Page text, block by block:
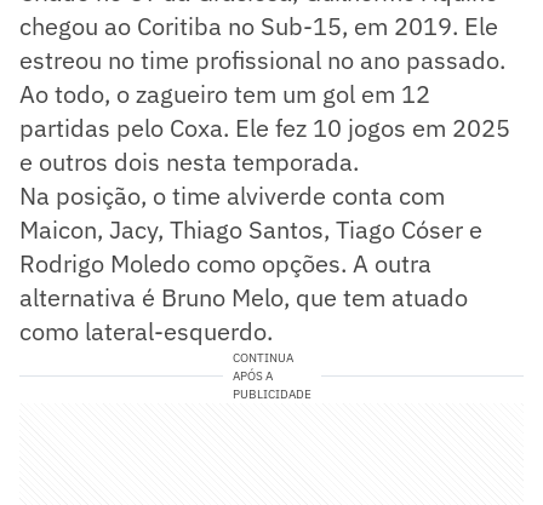
chegou ao Coritiba no Sub-15, em 2019. Ele
estreou no time profissional no ano passado.
Ao todo, o zagueiro tem um gol em 12
partidas pelo Coxa. Ele fez 10 jogos em 2025
e outros dois nesta temporada.
Na posição, o time alviverde conta com
Maicon, Jacy, Thiago Santos, Tiago Cóser e
Rodrigo Moledo como opções. A outra
alternativa é Bruno Melo, que tem atuado
como lateral-esquerdo.
CONTINUA
APÓS A
PUBLICIDADE